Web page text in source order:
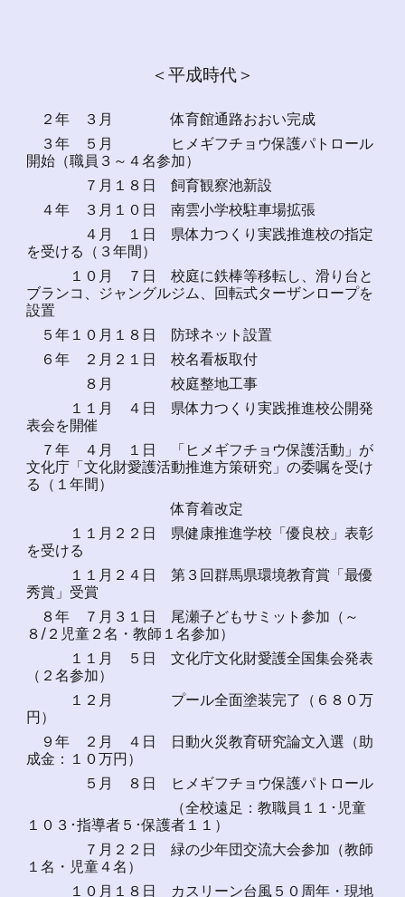
＜平成時代＞
２年 ３月 体育館通路おおい完成
３年 ５月 ヒメギフチョウ保護パトロール
開始（職員３～４名参加）
７月１８日 飼育観察池新設
４年 ３月１０日 南雲小学校駐車場拡張
４月 １日 県体力つくり実践推進校の指定
を受ける（３年間）
１０月 ７日 校庭に鉄棒等移転し、滑り台と
ブランコ、ジャングルジム、回転式ターザンロープを
設置
５年１０月１８日 防球ネット設置
６年 ２月２１日 校名看板取付
８月 校庭整地工事
１１月 ４日 県体力つくり実践推進校公開発
表会を開催
７年 ４月 １日 「ヒメギフチョウ保護活動」が
文化庁「文化財愛護活動推進方策研究」の委嘱を受け
る（１年間）
体育着改定
１１月２２日 県健康推進学校「優良校」表彰
を受ける
１１月２４日 第３回群馬県環境教育賞「最優
秀賞」受賞
８年 ７月３１日 尾瀬子どもサミット参加（～
８/２児童２名・教師１名参加）
１１月 ５日 文化庁文化財愛護全国集会発表
（２名参加）
１２月 プール全面塗装完了（６８０万
円）
９年 ２月 ４日 日動火災教育研究論文入選（助
成金：１０万円）
５月 ８日 ヒメギフチョウ保護パトロール
（全校遠足：教職員１１･児童
１０３･指導者５･保護者１１）
７月２２日 緑の少年団交流大会参加（教師
１名・児童４名）
１０月１８日 カスリーン台風５０周年・現地